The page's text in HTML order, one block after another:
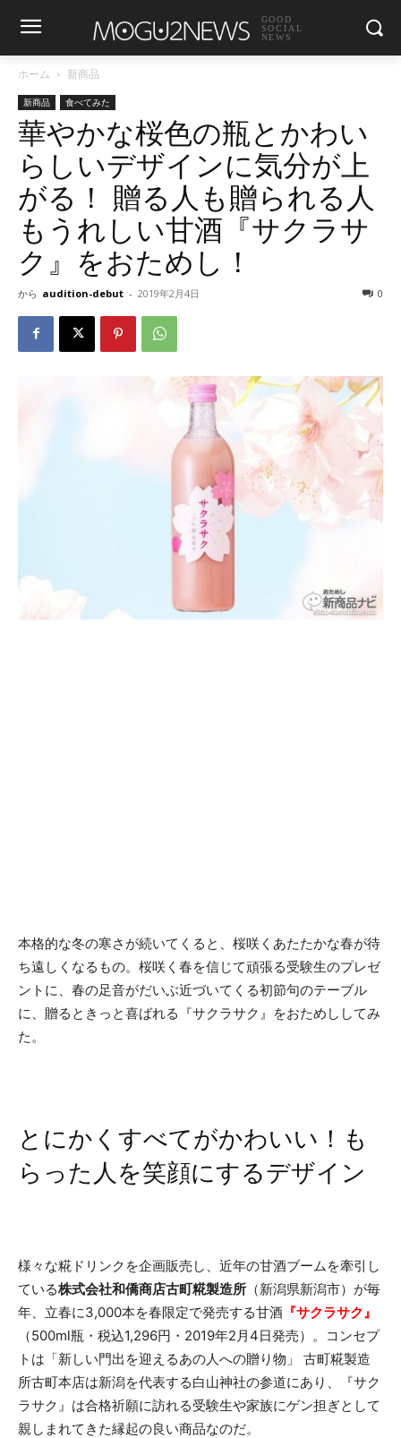
GOOD
SOCIAL
NEWS
ホーム 新商品
新商品 食べてみた
華やかな桜色の瓶とかわい
らしいデザインに気分が上
がる！ 贈る人も贈られる人
もうれしい甘酒『サクラサ
ク』をおためし！
から audition-debut - 2019年2月4日 0
本格的な冬の寒さが続いてくると、桜咲くあたたかな春が待
ち遠しくなるもの。桜咲く春を信じて頑張る受験生のプレゼ
ントに、春の足音がだいぶ近づいてくる初節句のテーブル
に、贈るときっと喜ばれる『サクラサク』をおためししてみ
た。
とにかくすべてがかわいい！も
らった人を笑顔にするデザイン
様々な糀ドリンクを企画販売し、近年の甘酒ブームを牽引し
ている株式会社和僑商店古町糀製造所 （新潟県新潟市）が毎
年、立春に3,000本を春限定で発売する甘酒 『サクラサク』
（500ml瓶・税込1,296円・2019年2月4日発売）。コンセプ
トは「新しい門出を迎えるあの人への贈り物」 古町糀製造
所古町本店は新潟を代表する白山神社の参道にあり、『サク
ラサク』は合格祈願に訪れる受験生や家族にゲン担ぎとして
親しまれてきた縁起の良い商品なのだ。